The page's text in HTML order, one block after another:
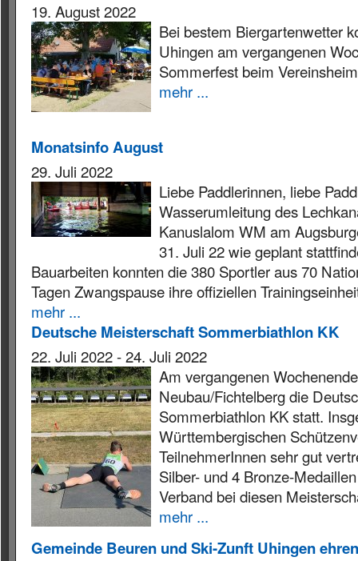
19. August 2022
Bei bestem Biergartenwetter
Uhingen am vergangenen
Sommerfest beim
mehr ...
Monatsinfo August
29. Juli 2022
Liebe Paddlerinnen, liebe
Wasserumleitung des
Kanuslalom WM am
31. Juli 22 wie geplant
Bauarbeiten konnten die 380 Sportler aus 70
Tagen Zwangspause ihre offiziellen
mehr ...
Deutsche Meisterschaft Sommerbiathlon KK
22. Juli 2022-24. Juli 2022
Am vergangenen
Neubau/Fichtelberg die
Sommerbiathlon KK statt.
Württembergischen
TeilnehmerInnen sehr gut
Silber- und 4 Bronze-
Verband bei diesen
mehr ...
Gemeinde Beuren und Ski-Zunft Uhingen